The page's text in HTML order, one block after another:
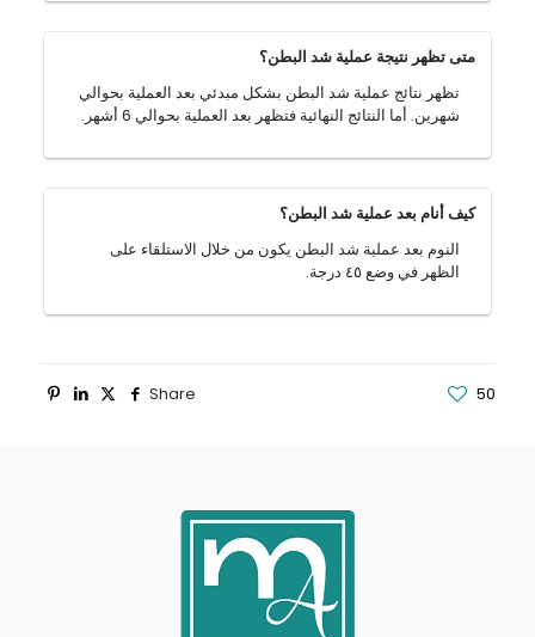
متى تظهر نتيجة عملية شد البطن؟
تظهر نتائج عملية شد البطن بشكل مبدئي بعد العملية بحوالي
شهرين. أما النتائج النهائية فتظهر بعد العملية بحوالي 6 أشهر.
كيف أنام بعد عملية شد البطن؟
النوم بعد عملية شد البطن يكون من خلال الاستلقاء على
الظهر في وضع ٤٥ درجة.
Share 50